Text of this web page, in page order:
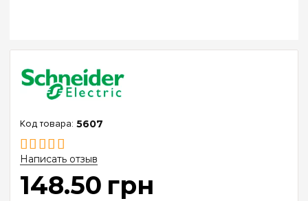
5607
Написать отзыв
148.50 грн